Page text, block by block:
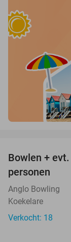
Bowlen +
personen
Anglo Bowling
Koekelare
Verkocht: 18